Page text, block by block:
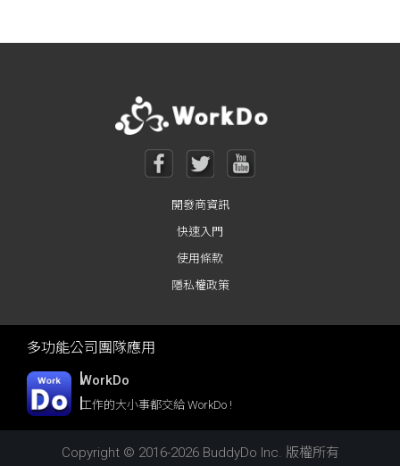
Posts navigation
開發商資訊
快速入門
使用條款
隱私權政策
多功能公司團隊應用
WorkDo
工作的大小事都交給 WorkDo !
Copyright © 2016-2026 BuddyDo Inc. 版權所有